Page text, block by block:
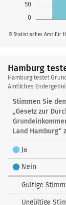
0
50
© Statistisches Amt für
Hamburg
Hamburg
testet
Hamburg testet
Amtliches
Stimmen Sie
„Gesetz zur
Land Hamburg“
Ja
Nein
Gültige
Ungültige